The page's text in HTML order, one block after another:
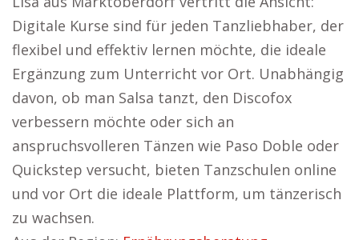
Digitale Kurse sind für jeden Tanzliebhaber, der
flexibel und effektiv lernen möchte, die ideale
Ergänzung zum Unterricht vor Ort. Unabhängig
davon, ob man Salsa tanzt, den Discofox
verbessern möchte oder sich an
anspruchsvolleren Tänzen wie Paso Doble oder
Quickstep versucht, bieten Tanzschulen online
und vor Ort die ideale Plattform, um tänzerisch
zu wachsen.